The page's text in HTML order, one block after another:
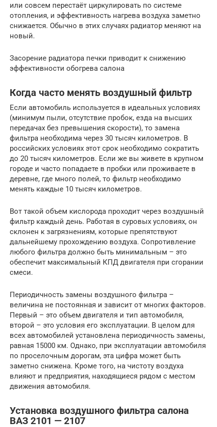
или совсем перестаёт циркулировать по системе
отопления, и эффективность нагрева воздуха заметно
снижается. Обычно в этих случаях радиатор меняют на
новый.
Засорение радиатора печки приводит к снижению
эффективности обогрева салона
Когда часто менять воздушный фильтр
Если автомобиль используется в идеальных условиях
(минимум пыли, отсутствие пробок, езда на высших
передачах без превышения скорости), то замена
фильтра необходима через 30 тысяч километров. В
российских условиях этот срок необходимо сократить
до 20 тысяч километров. Если же вы живете в крупном
городе и часто попадаете в пробки или проживаете в
деревне, где много полей, то фильтр необходимо
менять каждые 10 тысяч километров.
Вот такой объем кислорода проходит через воздушный
фильтр каждый день. Работая в суровых условиях, он
склонен к загрязнениям, которые препятствуют
дальнейшему прохождению воздуха. Сопротивление
любого фильтра должно быть минимальным – это
обеспечит максимальный КПД двигателя при сгорании
смеси.
Периодичность замены воздушного фильтра –
величина не постоянная и зависит от многих факторов.
Первый – это объем двигателя и тип автомобиля,
второй – это условия его эксплуатации. В целом для
всех автомобилей установлена периодичность замены,
равная 15000 км. Однако, при эксплуатации автомобиля
по проселочным дорогам, эта цифра может быть
заметно снижена. Кроме того, на чистоту воздуха
влияют и предприятия, находящиеся рядом с местом
движения автомобиля.
Установка воздушного фильтра салона
ВАЗ 2101 — 2107